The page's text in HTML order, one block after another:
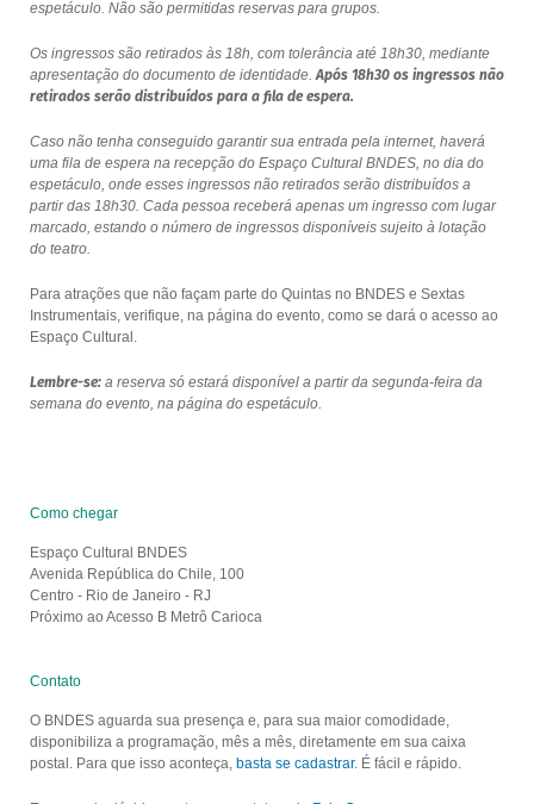
espetáculo. Não são permitidas reservas para grupos.
Os ingressos são retirados às 18h, com tolerância até 18h30, mediante
apresentação do documento de identidade.Após 18h30 os ingressos não
retirados serão distribuídos para a fila de espera.
Caso não tenha conseguido garantir sua entrada pela internet, haverá
uma fila de espera na recepção do Espaço Cultural BNDES, no dia do
espetáculo, onde esses ingressos não retirados serão distribuídos a
partir das 18h30. Cada pessoa receberá apenas um ingresso com lugar
marcado, estando o número de ingressos disponíveis sujeito à lotação
do teatro.
Para atrações que não façam parte do Quintas no BNDES e Sextas
Instrumentais, verifique, na página do evento, como se dará o acesso ao
Espaço Cultural.
Lembre-se:a reserva só estará disponível a partir da segunda-feira da
semana do evento, na página do espetáculo.
Como chegar
Espaço Cultural BNDES
Avenida República do Chile, 100
Centro - Rio de Janeiro - RJ
Próximo ao Acesso B Metrô Carioca
Contato
O BNDES aguarda sua presença e, para sua maior comodidade,
disponibiliza a programação, mês a mês, diretamente em sua caixa
postal. Para que isso aconteça, basta se cadastrar. É fácil e rápido.